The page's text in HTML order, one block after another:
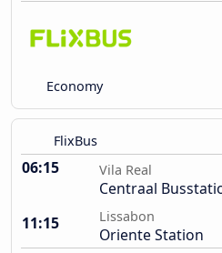
Economy
FlixBus
06:15 Vila Real
Centraal
11:15
Lissabon
Oriente Station